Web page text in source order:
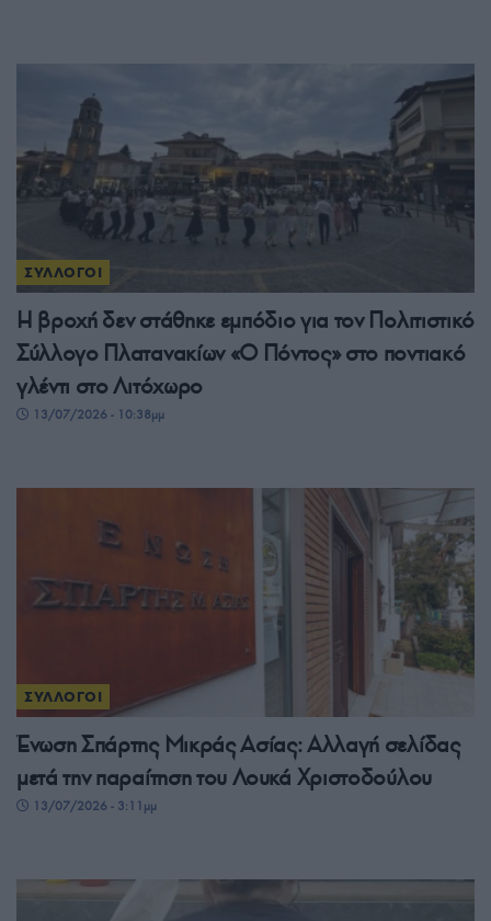
ΣΥΛΛΟΓΟΙ
Η βροχή δεν στάθηκε εμπόδιο για τον Πολιτιστικό
Σύλλογο Πλατανακίων «Ο Πόντος» στο ποντιακό
γλέντι στο Λιτόχωρο
13/07/2026 - 10:38μμ
ΣΥΛΛΟΓΟΙ
Ένωση Σπάρτης Μικράς Ασίας: Αλλαγή σελίδας
μετά την παραίτηση του Λουκά Χριστοδούλου
13/07/2026 - 3:11μμ